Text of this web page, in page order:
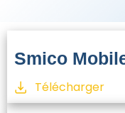
Smico
Télécharger